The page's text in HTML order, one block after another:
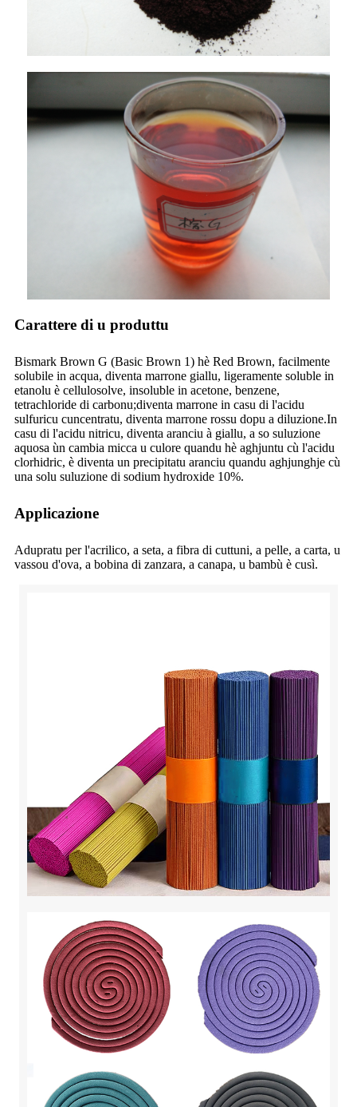
Carattere di u produttu
Bismark Brown G (Basic Brown 1) hè Red Brown, facilmente
solubile in acqua, diventa marrone giallu, ligeramente soluble in
etanolu è cellulosolve, insoluble in acetone, benzene,
tetrachloride di carbonu;diventa marrone in casu di l'acidu
sulfuricu cuncentratu, diventa marrone rossu dopu a diluzione.In
casu di l'acidu nitricu, diventa aranciu à giallu, a so suluzione
aquosa ùn cambia micca u culore quandu hè aghjuntu cù l'acidu
clorhidric, è diventa un precipitatu aranciu quandu aghjunghje cù
una solu suluzione di sodium hydroxide 10%.
Applicazione
Adupratu per l'acrilico, a seta, a fibra di cuttuni, a pelle, a carta, u
vassou d'ova, a bobina di zanzara, a canapa, u bambù è cusì.